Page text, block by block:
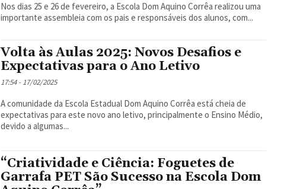
Nos dias 25 e 26 de fevereiro, a Escola Dom Aquino Corrêa realizou uma
importante assembleia com os pais e responsáveis dos alunos, com...
Volta às Aulas 2025: Novos Desafios e
Expectativas para o Ano Letivo
17:54 - 17/02/2025
A comunidade da Escola Estadual Dom Aquino Corrêa está cheia de
expectativas para este novo ano letivo, principalmente o Ensino Médio,
devido a algumas...
“Criatividade e Ciência: Foguetes de
Garrafa PET São Sucesso na Escola Dom